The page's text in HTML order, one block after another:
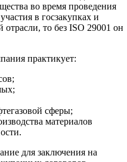
во время проведения
в госзакупках и
то без ISO 29001 он
практикует:
сферы;
материалов
для заключения на